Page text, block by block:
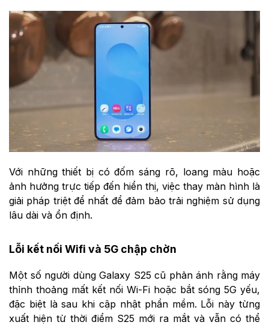
Với những thiết bị có đốm sáng rõ, loang màu hoặc
ảnh hưởng trực tiếp đến hiển thị, việc thay màn hình là
giải pháp triệt để nhất để đảm bảo trải nghiệm sử dụng
lâu dài và ổn định.
Lỗi kết nối Wifi và 5G chập chờn
Một số người dùng Galaxy S25 cũ phản ánh rằng máy
thỉnh thoảng mất kết nối Wi-Fi hoặc bắt sóng 5G yếu,
đặc biệt là sau khi cập nhật phần mềm. Lỗi này từng
xuất hiện từ thời điểm S25 mới ra mắt và vẫn có thể